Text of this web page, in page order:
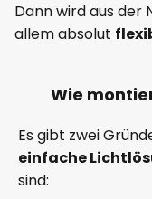
Dann wird aus der
allem absolut
Wie
Es gibt zwei
einfache
sind: